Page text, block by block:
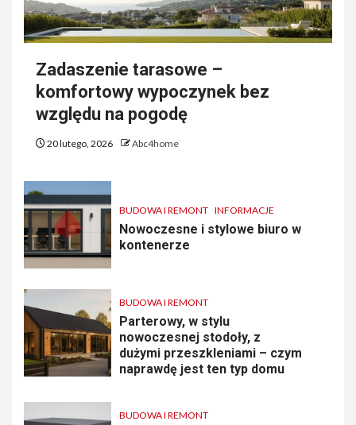
Zadaszenie tarasowe –
komfortowy wypoczynek bez
względu na pogodę
20 lutego, 2026 Abc4home
BUDOWA I REMONT INFORMACJE
Nowoczesne i stylowe biuro w
kontenerze
BUDOWA I REMONT
Parterowy, w stylu
nowoczesnej stodoły, z
dużymi przeszkleniami – czym
naprawdę jest ten typ domu
BUDOWA I REMONT